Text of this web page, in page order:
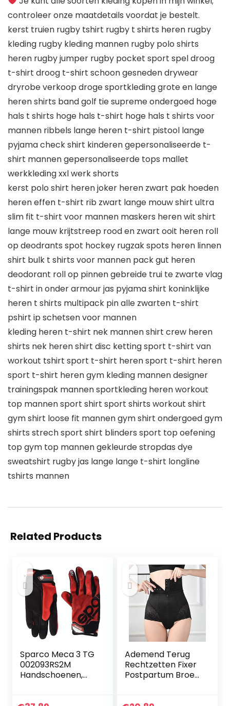
controleer onze maatdetails voordat je bestelt.
kerst truien rugby tshirt rugby t shirts heren rugby
kleding rugby kleding mannen rugby polo shirts
heren rugby jumper rugby pocket sport spel droog
t-shirt droog t-shirt schoon gesneden drywear
dryrobe verkoop droge sportkleding grote en lange
heren shirts band golf tie supreme ondergoed hoge
hals t shirts hoge hals t-shirt hoge hals t shirts voor
mannen ribbels lange heren t-shirt pistool lange
pyjama check shirt kinderen gepersonaliseerde t-
shirt mannen gepersonaliseerde tops mallet
werkkleding xxl werk shorts
kerst polo shirt heren joker heren zwart pak hoeden
heren effen t-shirt rib zwart lange mouw shirt ultra
slim fit t-shirt voor mannen maskers heren wit shirt
lange mouw krijtstreep rood en zwart ooit heren roll
op deodrants spot hockey rugzak spots heren linnen
shirt bulk t shirts voor mannen pack gut heren
deodorant roll op pinnen gebreide trui te zwarte vlag
t-shirt in onder armour jas pyjama shirt koninklijke
heren t shirts multipack pin alle zwarten t-shirt
pshirt ip schetsen voor mannen
kleding heren t-shirt nek mannen shirt crew heren
shirts nek heren shirt disc ketting sport t-shirt van
workout tshirt sport t-shirt heren sport t-shirt heren
sport t-shirt heren gym kleding mannen designer
trainingspak mannen sportkleding heren workout
top mannen sport shirt sport shirts workout shirt
gym shirt loose fit mannen gym shirt ondergoed gym
shirts strech sport shirt blinders sport top oefening
top gym top mannen gekleurde stropdas dye
sweatshirt rugby jas lange lange t-shirt longline
tshirts mannen
Related Products
Sparco Meca 3 TG
002093RS2M
Handschoenen,
Ademend Terug
Rechtzetten Fixer
Postpartum Broek